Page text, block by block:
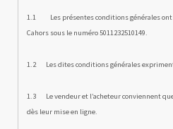
1.1 Les présentes conditions générales ont
Cahors sous le numéro 5011232510149.
1.2 Les dites conditions générales expriment
1.3 Le vendeur et l’acheteur conviennent
dès leur mise en ligne.